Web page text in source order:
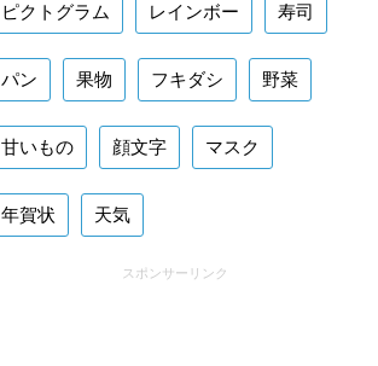
ピクトグラム レインボー 寿司
パン 果物 フキダシ 野菜
甘いもの 顔文字 マスク
年賀状 天気
スポンサーリンク